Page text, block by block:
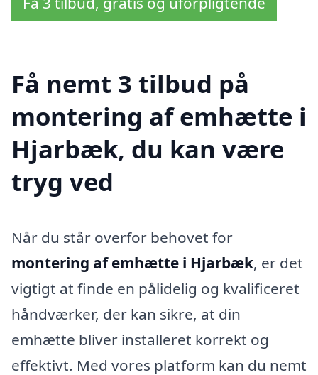
Få nemt 3 tilbud på
montering af emhætte i
Hjarbæk, du kan være
tryg ved
Når du står overfor behovet for
montering af emhætte i Hjarbæk, er det
vigtigt at finde en pålidelig og kvalificeret
håndværker, der kan sikre, at din
emhætte bliver installeret korrekt og
effektivt. Med vores platform kan du nemt